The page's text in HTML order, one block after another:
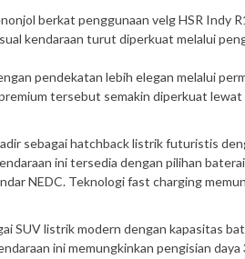
berkat penggunaan velg HSR Indy
kendaraan turut diperkuat melalui
pendekatan lebih elegan melalui
tersebut semakin diperkuat
sebagai hatchback listrik futuristis
ini tersedia dengan pilihan
NEDC. Teknologi fast charging
SUV listrik modern dengan kapasitas
ini memungkinkan pengisian